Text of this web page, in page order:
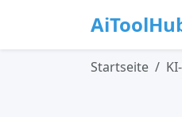
Startseite